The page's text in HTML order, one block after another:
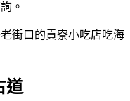
。
街口的貢寮小吃店吃海
道